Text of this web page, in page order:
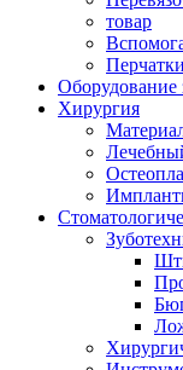
товар
Перчатки
Оборудование
Хирургия